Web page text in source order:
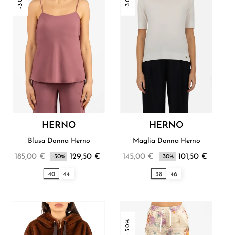
HERNO
Blusa Donna Herno
185,00 € -30% 129,50 €
40 44
HERNO
Maglia Donna Herno
145,00 € -30% 101,50 €
38 46
-30%